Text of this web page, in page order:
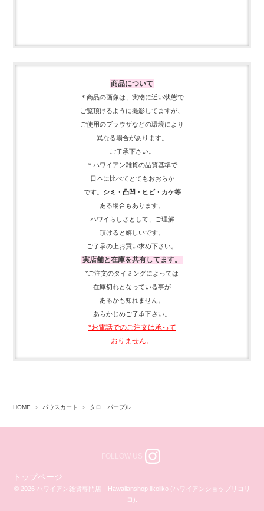
商品について
＊商品の画像は、実物に近い状態で
ご覧頂けるように撮影してますが、
ご使用のブラウザなどの環境により
異なる場合があります。
ご了承下さい。
＊ハワイアン雑貨の品質基準で
日本に比べてとてもおおらか
です。
シミ・凸凹・ヒビ・カケ等
ある場合もあります。
ハワイらしさとして、
ご理解
頂ける と嬉しいです。
ご了承の上お買い求め下さい。
実店舗と在庫を共有してます。
*ご注文のタイミングによっては
在庫切れとなっている事が
あるかも知れません。
あらかじめご了承下さい。
*お電話でのご注文は承って
おりません。
HOME パウスカート タロ パープル
FOLLOW US
トップページ
© 2026 ハワイアン雑貨専門店 Hawaiianshop likoliko (ハワイアンショップリコリ
コ).